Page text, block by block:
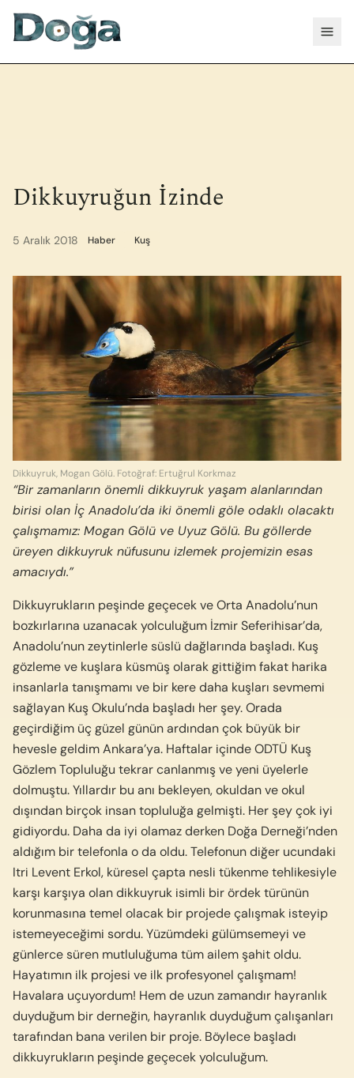
Dikkuyruğun İzinde
5 Aralık 2018 Haber Kuş
Dikkuyruk, Mogan Gölü. Fotoğraf: Ertuğrul Korkmaz
“Bir zamanların önemli dikkuyruk yaşam alanlarından
birisi olan İç Anadolu’da iki önemli göle odaklı olacaktı
çalışmamız: Mogan Gölü ve Uyuz Gölü. Bu göllerde
üreyen dikkuyruk nüfusunu izlemek projemizin esas
amacıydı.”
Dikkuyrukların peşinde geçecek ve Orta Anado­lu’nun
bozkırlarına uzanacak yolculuğum İzmir Se­ferihisar’da,
Anadolu’nun zeytinlerle süslü dağların­da başladı. Kuş
gözleme ve kuşlara küsmüş olarak gittiğim fakat harika
insanlarla tanışmamı ve bir kere daha kuşları sevmemi
sağlayan Kuş Okulu’nda başladı her şey. Orada
geçirdiğim üç güzel günün ardından çok büyük bir
hevesle geldim Ankara’ya. Haftalar içinde ODTÜ Kuş
Gözlem Topluluğu tekrar canlanmış ve yeni üyelerle
dolmuştu. Yıllardır bu anı bekleyen, okuldan ve okul
dışından birçok insan topluluğa gelmişti. Her şey çok iyi
gidiyordu. Daha da iyi olamaz derken Doğa Derneği’nden
aldığım bir telefonla o da oldu. Telefonun diğer ucundaki
Itri Levent Erkol, küresel çapta nesli tükenme teh­likesiyle
karşı karşıya olan dikkuyruk isimli bir ör­dek türünün
korunmasına temel olacak bir projede çalışmak isteyip
istemeyeceğimi sordu. Yüzümdeki gülümsemeyi ve
günlerce süren mutluluğuma tüm ailem şahit oldu.
Hayatımın ilk projesi ve ilk pro­fesyonel çalışmam!
Havalara uçuyordum! Hem de uzun zamandır hayranlık
duyduğum bir derneğin, hayranlık duyduğum çalışanları
tarafından bana ve­rilen bir proje. Böylece başladı
dikkuyrukların pe­şinde geçecek yolculuğum.